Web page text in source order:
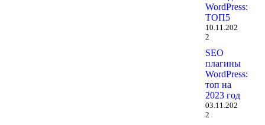
WordPress:
ТОП5
10.11.202
2
SEO
плагины
WordPress:
топ на
2023 год
03.11.202
2